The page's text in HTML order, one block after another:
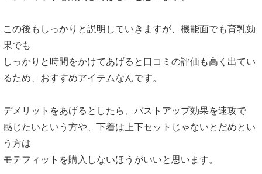
この後もしっかりと説明していきますが、機能面でも育乳効
果でも
しっかりと時間をかけてあげると口コミの評価も高く出てい
るため、おすすめアイテムなんです。
デメリットをあげるとしたら、バストアップ効果を速攻で
感じたいという方や、下着は上下セットじゃないとだめとい
う方は
モテフィットを購入しないほうがいいと思います。